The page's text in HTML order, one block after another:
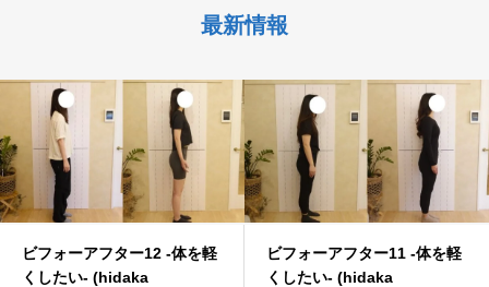
最新情報
ビフォーアフター12 -体を軽
くしたい- (hidaka
ビフォーアフター11 -体を軽
くしたい- (hidaka